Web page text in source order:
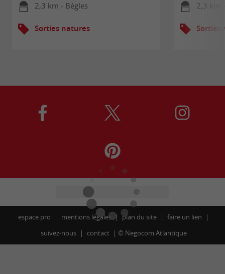
2,3 km - Bègles
Sorties natures
2,3 km
Sorties
espace pro mentions légales plan du site
faire un lien
suivez-nous
contact © Negocom Atlantique